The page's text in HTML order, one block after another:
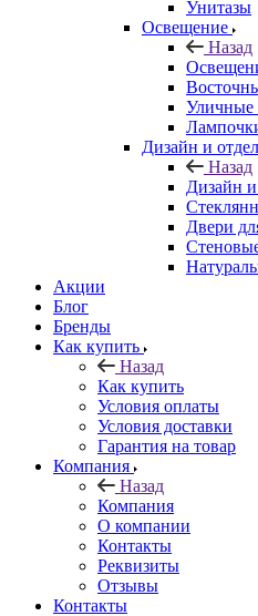
Унитазы
Освещение
Назад
Уличные
Дизайн и
Назад
Дизайн и
Двери
Акции
Блог
Бренды
Как купить
Назад
Как купить
Условия оплаты
Условия доставки
Гарантия на товар
Компания
Назад
Компания
О компании
Контакты
Реквизиты
Отзывы
Контакты